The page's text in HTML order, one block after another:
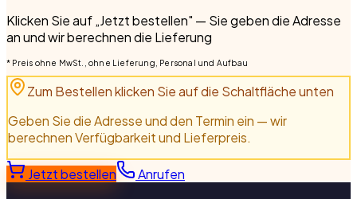
Klicken Sie auf „Jetzt bestellen" — Sie geben die Adresse
an und wir berechnen die Lieferung
* Preis ohne MwSt., ohne Lieferung, Personal und Aufbau
Zum Bestellen klicken Sie auf die Schaltfläche unten
Geben Sie die Adresse und den Termin ein — wir
berechnen Verfügbarkeit und Lieferpreis.
Jetzt bestellen Anrufen